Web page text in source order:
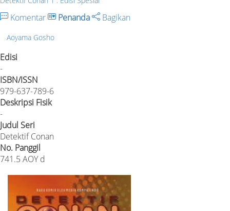
Komentar Penanda Bagikan
Aoyama Gosho
Edisi
-
ISBN/ISSN
979-637-789-6
Deskripsi Fisik
-
Judul Seri
Detektif Conan
No. Panggil
741.5 AOY d